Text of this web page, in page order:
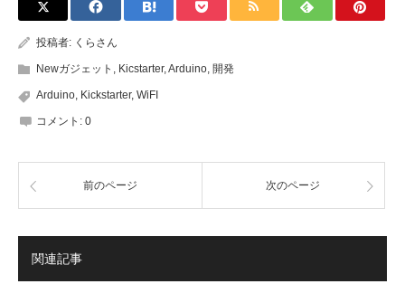
投稿者: くらさん
Newガジェット , Kicstarter,Arduino, 開発
Arduino, Kickstarter, WiFI
コメント: 0
前のページ 次のページ
関連記事